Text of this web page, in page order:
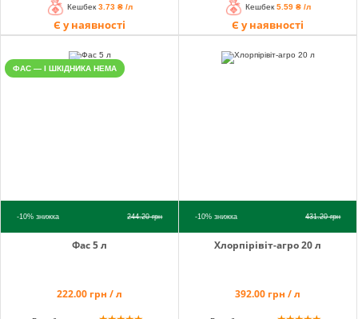
Кешбек 3.73 ₴ /л
Є у наявності
Кешбек 5.59 ₴ /л
Є у наявності
ФАС — І ШКІДНИКА НЕМА
-10%знижка 244.20грн
Фас 5 л
222.00 грн / л
-10%знижка 431.20грн
Хлорпірівіт-агро 20 л
392.00 грн / л